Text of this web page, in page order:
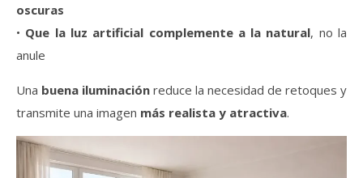
oscuras
• Que la luz artificial complemente a la natural, no la
anule
Una buena iluminación reduce la necesidad de retoques y
transmite una imagen más realista y atractiva.